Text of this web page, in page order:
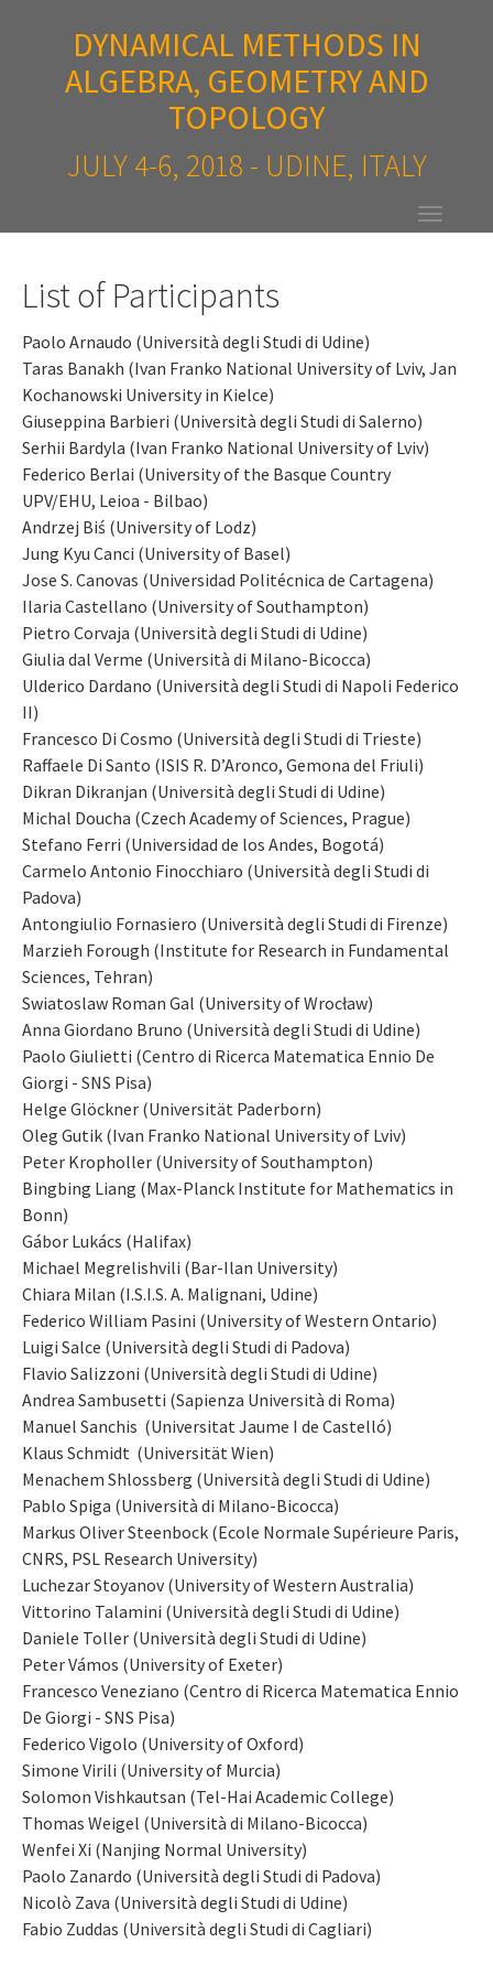
DYNAMICAL METHODS IN
ALGEBRA, GEOMETRY AND
TOPOLOGY
JULY 4-6, 2018 - UDINE, ITALY
Toggle
List of Participants
Paolo Arnaudo (Università degli Studi di Udine)
Taras Banakh (Ivan Franko National University of Lviv, Jan
Kochanowski University in Kielce)
Giuseppina Barbieri (Università degli Studi di Salerno)
Serhii Bardyla (Ivan Franko National University of Lviv)
Federico Berlai (University of the Basque Country
UPV/EHU, Leioa - Bilbao)
Andrzej Biś (University of Lodz)
Jung Kyu Canci (University of Basel)
Jose S. Canovas (Universidad Politécnica de Cartagena)
Ilaria Castellano (University of Southampton)
Pietro Corvaja (Università degli Studi di Udine)
Giulia dal Verme (Università di Milano-Bicocca)
Ulderico Dardano (Università degli Studi di Napoli Federico
II)
Francesco Di Cosmo (Università degli Studi di Trieste)
Raffaele Di Santo (ISIS R. D’Aronco, Gemona del Friuli)
Dikran Dikranjan (Università degli Studi di Udine)
Michal Doucha (Czech Academy of Sciences, Prague)
Stefano Ferri (Universidad de los Andes, Bogotá)
Carmelo Antonio Finocchiaro (Università degli Studi di
Padova)
Antongiulio Fornasiero (Università degli Studi di Firenze)
Marzieh Forough (Institute for Research in Fundamental
Sciences, Tehran)
Swiatoslaw Roman Gal (University of Wrocław)
Anna Giordano Bruno (Università degli Studi di Udine)
Paolo Giulietti (Centro di Ricerca Matematica Ennio De
Giorgi - SNS Pisa)
Helge Glöckner (Universität Paderborn)
Oleg Gutik (Ivan Franko National University of Lviv)
Peter Kropholler (University of Southampton)
Bingbing Liang (Max-Planck Institute for Mathematics in
Bonn)
Gábor Lukács (Halifax)
Michael Megrelishvili (Bar-Ilan University)
Chiara Milan (I.S.I.S. A. Malignani, Udine)
Federico William Pasini (University of Western Ontario)
Luigi Salce (Università degli Studi di Padova)
Flavio Salizzoni (Università degli Studi di Udine)
Andrea Sambusetti (Sapienza Università di Roma)
Manuel Sanchis (Universitat Jaume I de Castelló)
Klaus Schmidt (Universität Wien)
Menachem Shlossberg (Università degli Studi di Udine)
Pablo Spiga (Università di Milano-Bicocca)
Markus Oliver Steenbock (Ecole Normale Supérieure Paris,
CNRS, PSL Research University)
Luchezar Stoyanov (University of Western Australia)
Vittorino Talamini (Università degli Studi di Udine)
Daniele Toller (Università degli Studi di Udine)
Peter Vámos (University of Exeter)
Francesco Veneziano (Centro di Ricerca Matematica Ennio
De Giorgi - SNS Pisa)
Federico Vigolo (University of Oxford)
Simone Virili (University of Murcia)
Solomon Vishkautsan (Tel-Hai Academic College)
Thomas Weigel (Università di Milano-Bicocca)
Wenfei Xi (Nanjing Normal University)
Paolo Zanardo (Università degli Studi di Padova)
Nicolò Zava (Università degli Studi di Udine)
Fabio Zuddas (Università degli Studi di Cagliari)